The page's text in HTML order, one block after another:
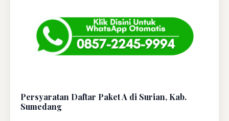
Persyaratan Daftar Paket A di Surian, Kab.
Sumedang